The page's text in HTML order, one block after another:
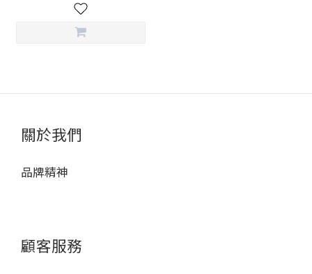
關於我們
品牌精神
顧客服務